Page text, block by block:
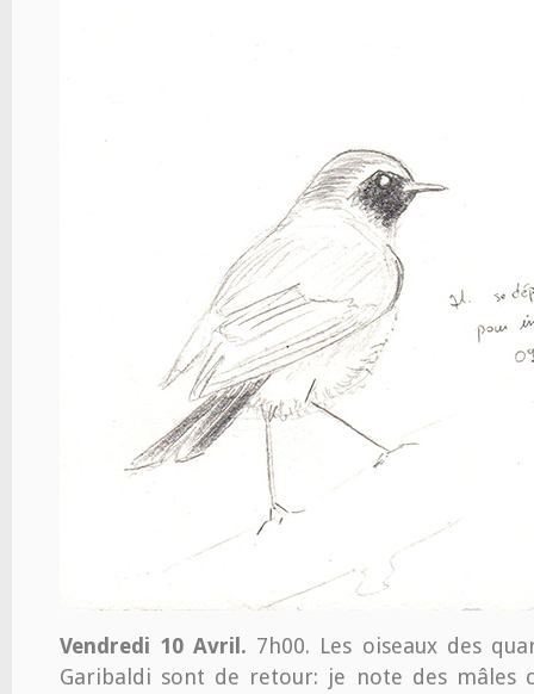
Vendredi 10 Avril. 7h00. Les oiseaux des
Garibaldi sont de retour: je note des mâles